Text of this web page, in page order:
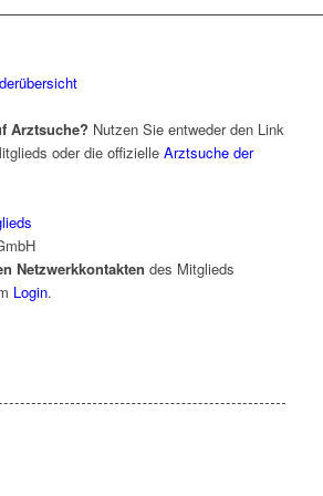
Arztsuche? Nutzen Sie entweder den Link
oder die offizielle Arztsuche der
Netzwerkkontakten des Mitglieds
Login.